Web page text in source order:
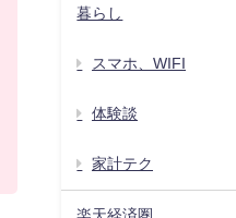
暮らし
スマホ、WIFI
体験談
家計テク
楽天経済圏